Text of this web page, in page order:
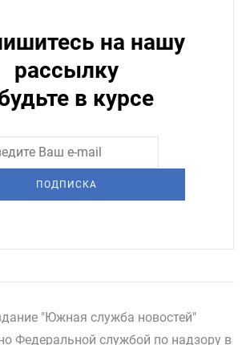
на нашу
рассылку
в курсе
ПОДПИСКА
"Южная служба новостей"
Федеральной службой по надзору в